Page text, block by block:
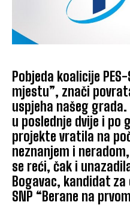
Pobjeda koalicije
mjestu”, znači
uspjeha našeg
u poslednje dvije i po
projekte vratila na
neznanjem i
se reći, čak i
Bogavac, kandidat
SNP “Berane na